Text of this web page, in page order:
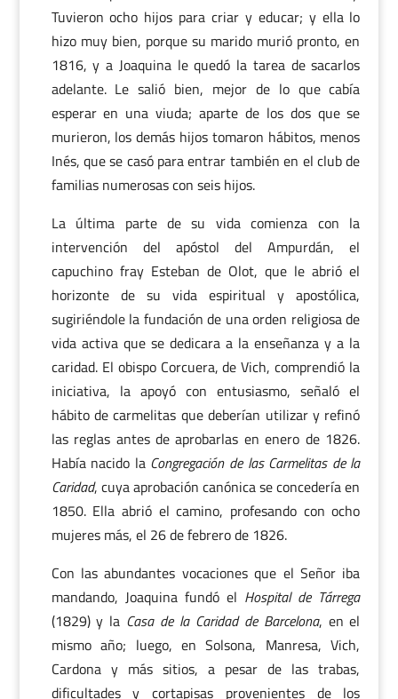
Tuvieron ocho hijos para criar y educar; y ella lo
hizo muy bien, porque su marido murió pronto, en
1816, y a Joaquina le quedó la tarea de sacarlos
adelante. Le salió bien, mejor de lo que cabía
esperar en una viuda; aparte de los dos que se
murieron, los demás hijos tomaron hábitos, menos
Inés, que se casó para entrar también en el club de
familias numerosas con seis hijos.
La última parte de su vida comienza con la
intervención del apóstol del Ampurdán, el
capuchino fray Esteban de Olot, que le abrió el
horizonte de su vida espiritual y apostólica,
sugiriéndole la fundación de una orden religiosa de
vida activa que se dedicara a la enseñanza y a la
caridad. El obispo Corcuera, de Vich, comprendió la
iniciativa, la apoyó con entusiasmo, señaló el
hábito de carmelitas que deberían utilizar y refinó
las reglas antes de aprobarlas en enero de 1826.
Había nacido la Congregación de las Carmelitas de la
Caridad, cuya aprobación canónica se concedería en
1850. Ella abrió el camino, profesando con ocho
mujeres más, el 26 de febrero de 1826.
Con las abundantes vocaciones que el Señor iba
mandando, Joaquina fundó el Hospital de Tárrega
(1829) y la Casa de la Caridad de Barcelona, en el
mismo año; luego, en Solsona, Manresa, Vich,
Cardona y más sitios, a pesar de las trabas,
dificultades y cortapisas provenientes de los